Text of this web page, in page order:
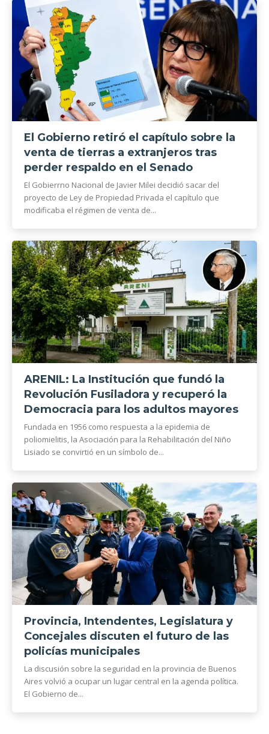
El Gobierno retiró el capítulo sobre la
venta de tierras a extranjeros tras
perder respaldo en el Senado
El Gobierrno Nacional de Javier Milei decidió sacar del
proyecto de Ley de Propiedad Privada el capítulo que
modificaba el régimen de venta de...
ARENIL: La Institución que fundó la
Revolución Fusiladora y recuperó la
Democracia para los adultos mayores
Fundada en 1956 como respuesta a la epidemia de
poliomielitis, la Asociación para la Rehabilitación del Niño
Lisiado se convirtió en un símbolo de...
Provincia, Intendentes, Legislatura y
Concejales discuten el futuro de las
policías municipales
La discusión sobre la seguridad en la provincia de Buenos
Aires volvió a ocupar un lugar central en la agenda política.
El Gobierno de...